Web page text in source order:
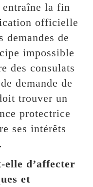
la fin
officielle
demandes de
impossible
des consulats
demande de
trouver un
protectrice
ses intérêts
elle d’affecter
et